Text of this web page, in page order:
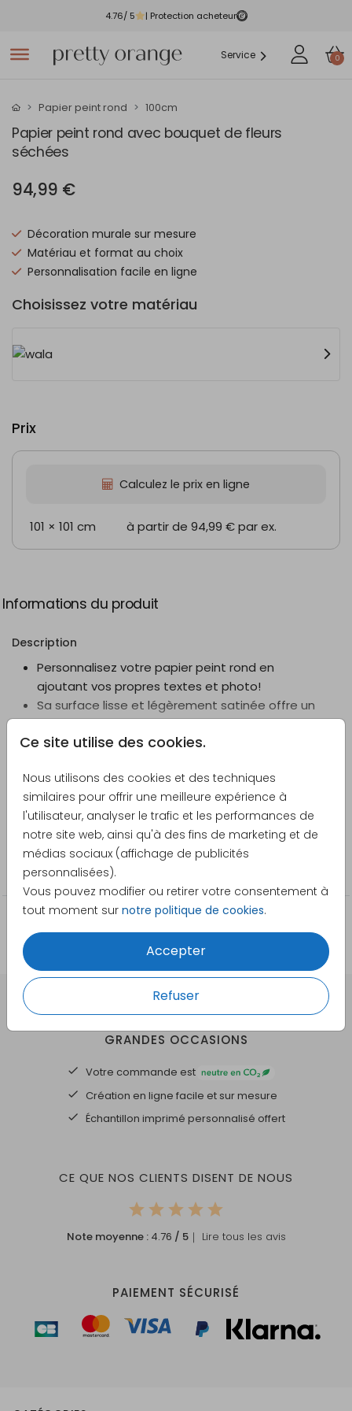
4.76/ 5 | Protection acheteur
Service 0
Ce site utilise des cookies.
Nous utilisons des cookies et des techniques
similaires pour offrir une meilleure expérience à
l'utilisateur, analyser le trafic et les performances de
notre site web, ainsi qu'à des fins de marketing et de
médias sociaux (affichage de publicités
personnalisées).
Vous pouvez modifier ou retirer votre consentement à
tout moment sur notre politique de cookies.
Accepter
Refuser
Papier peint rond 100cm
Papier peint rond avec bouquet de fleurs
séchées
94,99 €
Décoration murale sur mesure
Matériau et format au choix
Personnalisation facile en ligne
Choisissez votre matériau
Prix
Calculez le prix en ligne
101 × 101 cm à partir de 94,99 €par ex.
Informations du produit
Description
Personnalisez votre papier peint rond en
ajoutant vos propres textes et photo!
Sa surface lisse et légèrement satinée offre un
rendu élégant.
Les cercles de papier peint se posent
généreusement l'envers avec de l'eau et une
éponge.
Facilement repositionnable, le papier peint rond
s'enlève sans difficulté et se réajuste aisément
lors de l'installation.
Astuce : les cercles de papier peint adhèrent mieux sur
des surfaces lisses.
Saviez-vous que nos cercles de papier peint sont
disponibles en trois tailles : ⌀ 80 cm, ⌀ 100 cm et ⌀ 120
cm ?
Voir plus
Créateur
Made for Moments
Catégorie
100cm
GRANDES OCCASIONS
Votre commande est
Création en ligne facile et sur mesure
Échantillon imprimé personnalisé offert
CE QUE NOS CLIENTS DISENT DE NOUS
Note moyenne : 4.76 / 5｜ Lire tous les avis
PAIEMENT SÉCURISÉ